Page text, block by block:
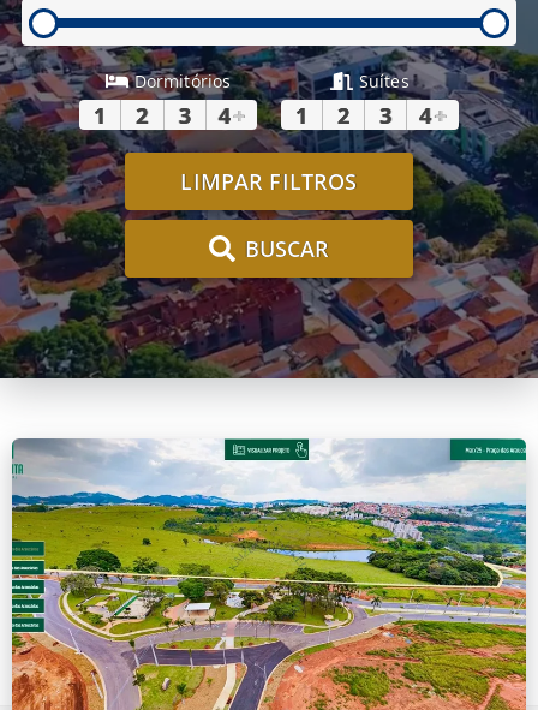
Dormitórios
1 2 3 4+
Suítes
1 2 3 4+
LIMPAR FILTROS
BUSCAR